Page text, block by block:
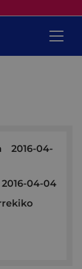
2016-04-
2016-04-04